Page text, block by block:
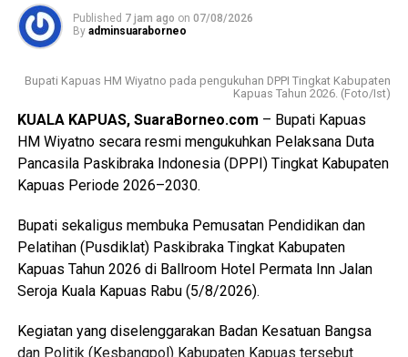
Sementara itu Ketua Kwartir Cabang (Kwarcab) Gerakan
Pramuka Kapuas Suwarno Muriyat mengatakan pelantikan
karena merupakan yang pertama kali dilaksanakan di
Kabupaten Kapuas setelah para peserta melampaui
serangkaian ujian ketat.
Ia menyebutkan ada sebanyak 47 anggota kontingen yang
terdiri dari peserta, pembina, dan pendamping
diberangkatkan menuju Bumi Perkemahan dan Graha
Wisata (Buperta) Cibubur Jakarta, untuk mengikuti agenda
Jamnas pada 13–23 Agustus 2026.
“Mereka akan bergabung dengan Pramuka Penggalang se-
Indonesia menurut informasi juga hadir Pramuka se-Asia
Tenggara. Ini merupakan hal positif bagi perkembangan
Published 7 jam ago on 07/08/2026
By adminsuaraborneo
Bupati Kapuas HM Wiyatno pada pengukuhan DPPI Tingkat Kabupaten
Kapuas Tahun 2026. (Foto/Ist)
KUALA KAPUAS, SuaraBorneo.com – Bupati Kapuas
HM Wiyatno secara resmi mengukuhkan Pelaksana Duta
Pancasila Paskibraka Indonesia (DPPI) Tingkat Kabupaten
Kapuas Periode 2026–2030.
Bupati sekaligus membuka Pemusatan Pendidikan dan
Pelatihan (Pusdiklat) Paskibraka Tingkat Kabupaten
Kapuas Tahun 2026 di Ballroom Hotel Permata Inn Jalan
Seroja Kuala Kapuas Rabu (5/8/2026).
Kegiatan yang diselenggarakan Badan Kesatuan Bangsa
dan Politik (Kesbangpol) Kabupaten Kapuas tersebut